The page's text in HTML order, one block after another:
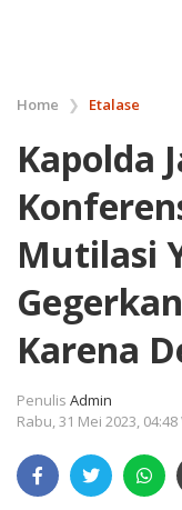
Home ❯ Etalase
Kapolda
Mutilasi
Karena
Penulis Admin
Rabu, 31 Mei 2023, 04:48